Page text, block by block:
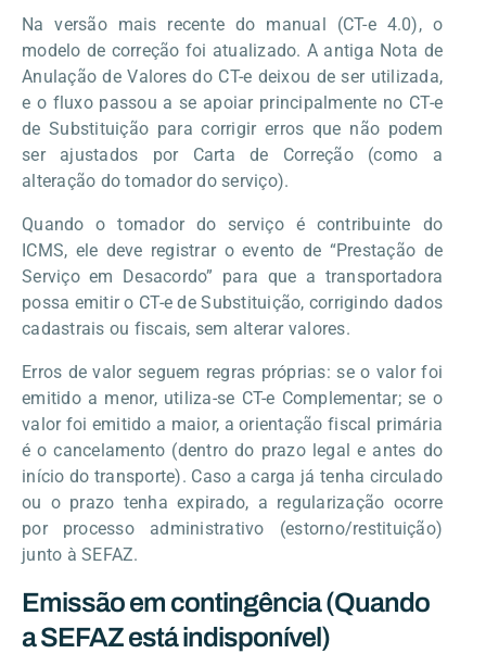
Na versão mais recente do manual (CT-e 4.0), o
modelo de correção foi atualizado. A antiga Nota de
Anulação de Valores do CT-e deixou de ser utilizada,
e o fluxo passou a se apoiar principalmente no CT-e
de Substituição para corrigir erros que não podem
ser ajustados por Carta de Correção (como a
alteração do tomador do serviço).
Quando o tomador do serviço é contribuinte do
ICMS, ele deve registrar o evento de “Prestação de
Serviço em Desacordo” para que a transportadora
possa emitir o CT-e de Substituição, corrigindo dados
cadastrais ou fiscais, sem alterar valores.
Erros de valor seguem regras próprias: se o valor foi
emitido a menor, utiliza-se CT-e Complementar; se o
valor foi emitido a maior, a orientação fiscal primária
é o cancelamento (dentro do prazo legal e antes do
início do transporte). Caso a carga já tenha circulado
ou o prazo tenha expirado, a regularização ocorre
por processo administrativo (estorno/restituição)
junto à SEFAZ.
Emissão em contingência (Quando
a SEFAZ está indisponível)